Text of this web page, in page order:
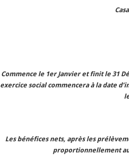
Commence le 1er Janvier et finit le 31
exercice social commencera à la date
Les bénéfices nets, après les
proportionnellement